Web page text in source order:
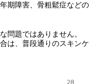
期障害、骨粗鬆症などの
問題ではありません。
は、普段通りのスキンケ